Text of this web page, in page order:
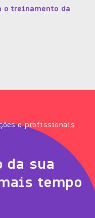
o treinamento da
e profissionais
da sua
tempo